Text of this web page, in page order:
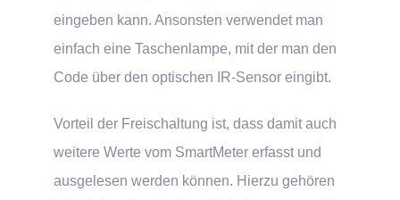
eingeben kann. Ansonsten verwendet man
einfach eine Taschenlampe, mit der man den
Code über den optischen IR-Sensor eingibt.
Vorteil der Freischaltung ist, dass damit auch
weitere Werte vom SmartMeter erfasst und
ausgelesen werden können. Hierzu gehören